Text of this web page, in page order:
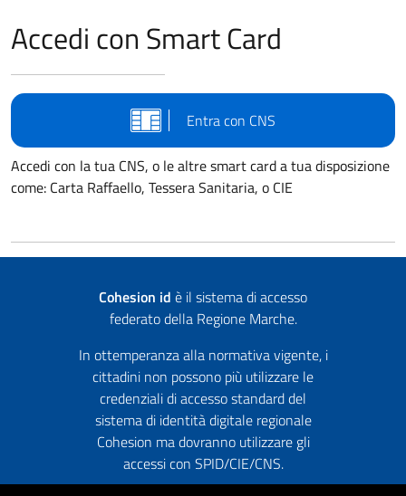
Accedi con Smart Card
Entra con CNS
Accedi con la tua CNS, o le altre smart card a tua disposizione
come: Carta Raffaello, Tessera Sanitaria, o CIE
Cohesion id è il sistema di accesso
federato della Regione Marche.
In ottemperanza alla normativa vigente, i
cittadini non possono più utilizzare le
credenziali di accesso standard del
sistema di identità digitale regionale
Cohesion ma dovranno utilizzare gli
accessi con SPID/CIE/CNS.